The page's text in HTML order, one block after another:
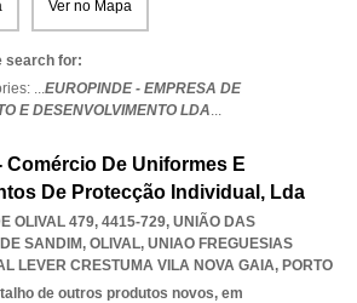
Ver no Mapa
search for:
...EUROPINDE - EMPRESA DE
E DESENVOLVIMENTO LDA...
Comércio De Uniformes E
De Protecção Individual, Lda
OLIVAL 479, 4415-729, UNIÃO DAS
SANDIM, OLIVAL, UNIAO FREGUESIAS
LEVER CRESTUMA VILA NOVA GAIA, PORTO
de outros produtos novos, em